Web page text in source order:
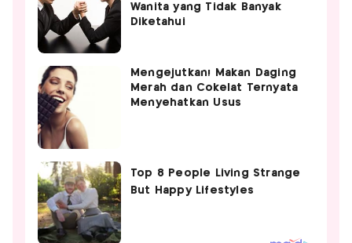
Wanita yang Tidak Banyak
Diketahui
Mengejutkan! Makan Daging
Merah dan Cokelat Ternyata
Menyehatkan Usus